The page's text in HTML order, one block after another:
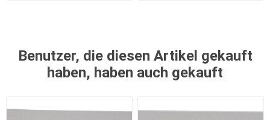
Benutzer, die diesen Artikel gekauft
haben, haben auch gekauft